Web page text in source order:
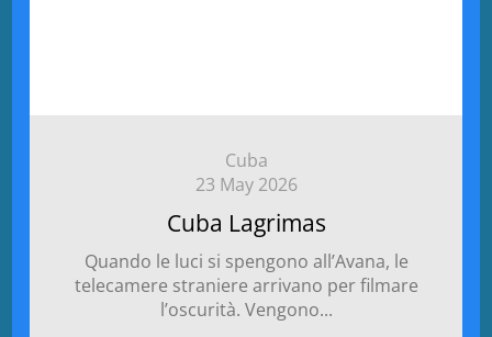
Cuba
23 May 2026
Cuba Lagrimas
Quando le luci si spengono all’Avana, le
telecamere straniere arrivano per filmare
l’oscurità. Vengono...